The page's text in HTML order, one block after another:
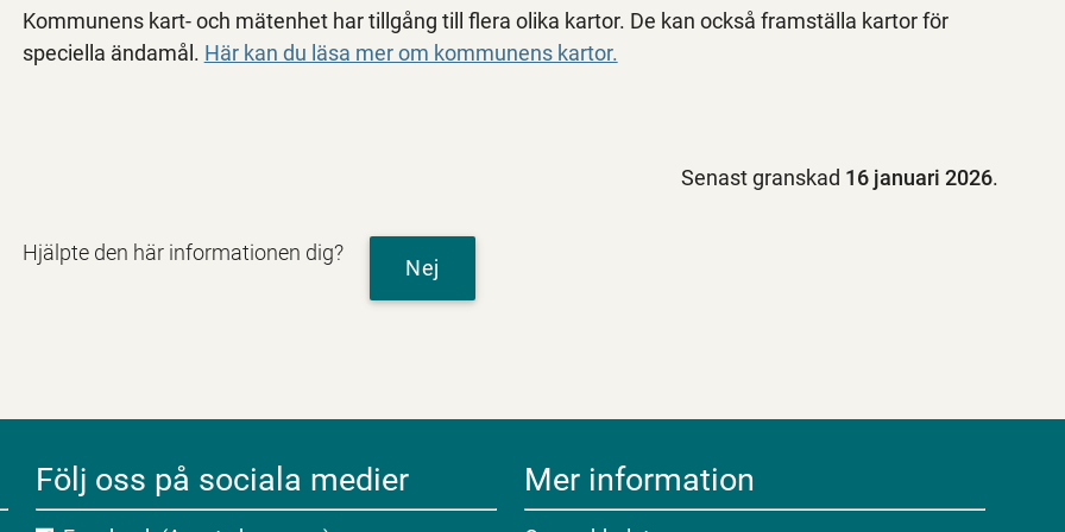
Kommunens kart- och mätenhet har tillgång till flera olika kartor. De kan också framställa kartor för
speciella ändamål. Här kan du läsa mer om kommunens kartor.
Senast granskad 16 januari 2026.
Hjälpte den här informationen dig?
Nej
Följ oss på sociala medier Mer information